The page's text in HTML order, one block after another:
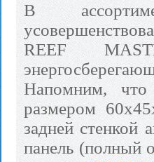
В
REEF
Напомним,
размером
задней стенкой
панель (полный